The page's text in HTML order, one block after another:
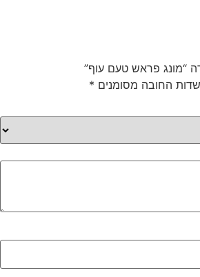
“מונג פראש טעם עוף”
שדות החובה מסומנים *